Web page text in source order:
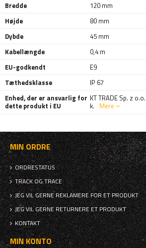
Bredde
120 mm
Højde
80 mm
Dybde
45 mm
Kabellængde
0,4 m
EU-godkendt
E9
Tæthedsklasse
IP 67
Enhed, der er ansvarlig for
dette produkt i EU
KT TRADE Sp. z
k. Mere
MIN ORDRE
ORDRESTATUS
TRACK OG TRACE
JEG VIL GERNE REKLAMERE FOR ET PRODUKT
JEG VIL GERNE RETURNERE ET PRODUKT
KONTAKT
MIN KONTO